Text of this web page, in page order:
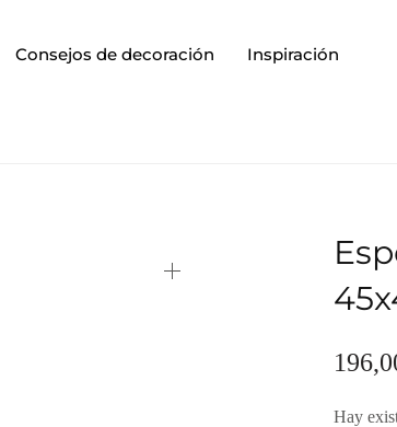
Consejos de decoración Inspiración
Hay